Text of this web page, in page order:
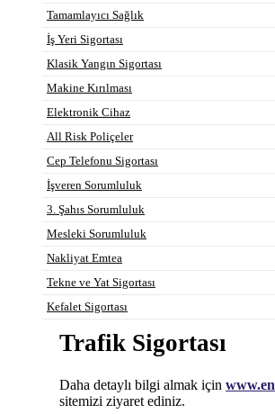
Tamamlayıcı Sağlık
İş Yeri Sigortası
Klasik Yangın Sigortası
Makine Kırılması
Elektronik Cihaz
All Risk Poliçeler
Cep Telefonu Sigortası
İşveren Sorumluluk
3. Şahıs Sorumluluk
Mesleki Sorumluluk
Nakliyat Emtea
Tekne ve Yat Sigortası
Kefalet Sigortası
Trafik Sigortası
Daha detaylı bilgi almak için
sitemizi ziyaret ediniz.